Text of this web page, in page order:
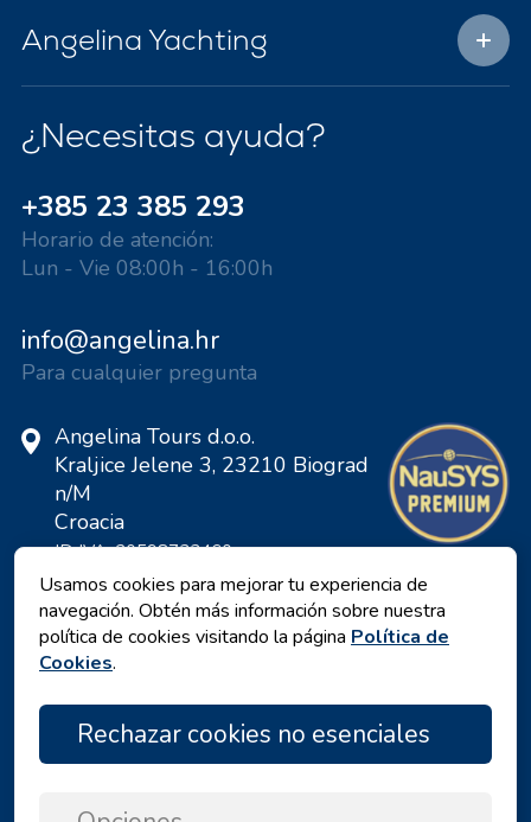
Angelina Yachting
¿Necesitas ayuda?
+385 23 385 293
Horario de atención:
Lun - Vie 08:00h - 16:00h
info@angelina.hr
Para cualquier pregunta
Angelina Tours d.o.o.
Kraljice Jelene 3, 23210 Biograd
n/M
Croacia
ID IVA: 20598733460
ID: HR-AB-23-060130534, MB:
0650676
Usamos cookies para mejorar tu experiencia de
navegación. Obtén más información sobre nuestra
política de cookies visitando la página Política de
Cookies.
Rechazar cookies no esenciales